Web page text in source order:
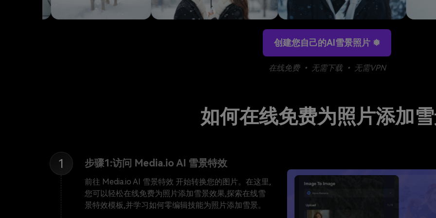
❆
创建您自己的AI雪景照片 ❅
在线免费 • 无需下载 • 无需VPN
如何在线免费为照片添加
1 步骤1:访问 Media.io AI 雪景特效
前往 Media.io AI 雪景特效 开始转换您的图片。在这里,
您可以轻松在线免费为照片添加雪景效果,探索在线雪
景特效模板,并学习如何零编辑技能为照片添加雪景。